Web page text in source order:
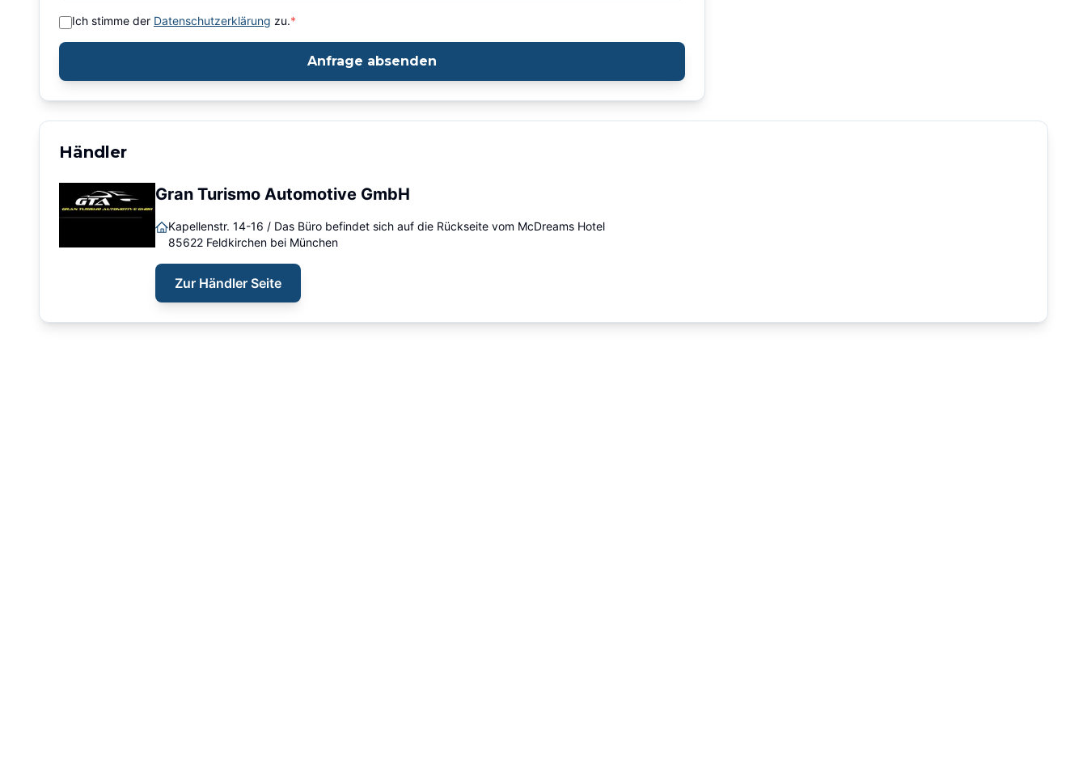
Ich stimme der Datenschutzerklärung zu.*
Anfrage absenden
Händler
Gran Turismo Automotive GmbH
Kapellenstr. 14-16 / Das Büro befindet sich auf die Rückseite vom McDreams Hotel
85622 Feldkirchen bei München
Zur Händler Seite